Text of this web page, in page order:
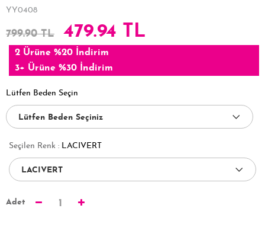
YY0408
799.90 TL 479.94 TL
2 Ürüne %20 İndirim
3+ Ürüne %30 İndirim
Lütfen Beden Seçin
Seçilen Renk : LACIVERT
Adet 1